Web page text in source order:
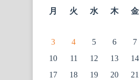
月 火 水 木 金
3
4 5 6 7
10
11 12 13 14
17
18 19 20 21